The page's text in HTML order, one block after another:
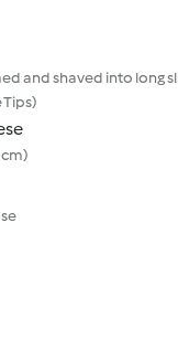
and shaved into long